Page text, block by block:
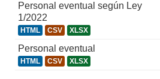
Personal eventual según Ley
1/2022
HTML CSV XLSX
Personal eventual
HTML CSV XLSX